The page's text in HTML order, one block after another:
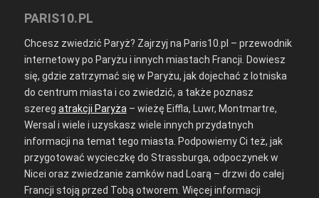
PARIS10.PL
Chcesz zwiedzić Paryż? Zajrzyj na Paris10.pl – przewodnik
internetowy po Paryżu i innych miastach Francji. Dowiesz
się, gdzie zatrzymać się w Paryżu, jak dojechać z lotniska
do centrum miasta i co zwiedzić, a także poznasz
szereg atrakcji Paryża – wieżę Eiffla, Luwr, Montmartre,
Wersal i wiele i uzyskasz wiele innych przydatnych
informacji na temat tego miasta. Podpowiemy Ci też, jak
przygotować wycieczkę do Strassburga, odpoczynek w
Nicei oraz zwiedzanie zamków nad Loarą – drzwi do całej
Francji stoją przed Tobą otworem. Więcej informacji